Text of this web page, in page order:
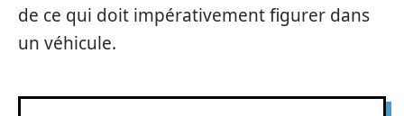
de ce qui doit impérativement figurer dans
un véhicule.